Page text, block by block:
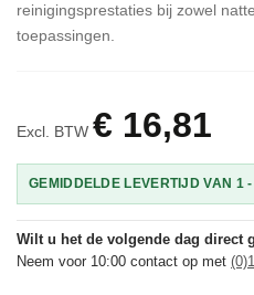
reinigingsprestaties bij zowel
toepassingen.
Excl. BTW € 16,81
GEMIDDELDE LEVERTIJD VAN 1
Wilt u het de volgende dag direct
Neem voor 10:00 contact op met